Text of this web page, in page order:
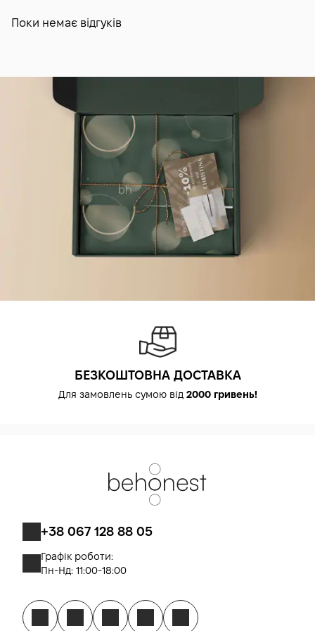
Поки немає відгуків
БЕЗКОШТОВНА ДОСТАВКА
Для замовлень сумою від 2000 гривень!
+38 067 128 88 05
Графік роботи:
Пн-Нд: 11:00-18:00